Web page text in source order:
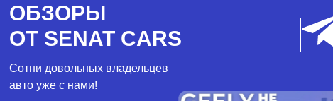
ОБЗОРЫ
ОТ SENAT CARS
Сотни довольных владельцев
авто уже с нами!